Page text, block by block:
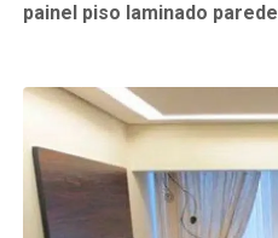
painel piso laminado parede